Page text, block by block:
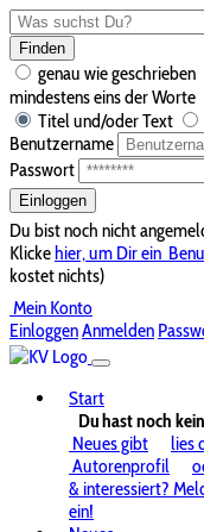
Finden
genau wie geschrieben
mindestens eins der Worte
Titel und/oder Text
Benutzername
Passwort
Einloggen
Du bist noch nicht
Klickehier, um Dir ein
kostet nichts)
Mein Konto
EinloggenAnmelden
Start
Du hast noch
Neues gibt
lies
Autorenprofil
& interessiert?
ein!